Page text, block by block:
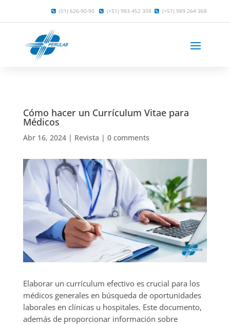
(01) 626-90-90 (+51) 983 452 308 (+51) 989 264 368
Cómo hacer un Currículum Vitae para
Médicos
Abr 16, 2024| Revista | 0 comments
Elaborar un currículum efectivo es crucial para los
médicos generales en búsqueda de oportunidades
laborales en clínicas u hospitales. Este documento,
además de proporcionar información sobre